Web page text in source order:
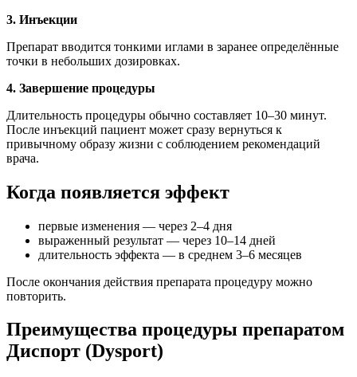
3. Инъекции
Препарат вводится тонкими иглами в заранее определённые
точки в небольших дозировках.
4. Завершение процедуры
Длительность процедуры обычно составляет 10–30 минут.
После инъекций пациент может сразу вернуться к
привычному образу жизни с соблюдением рекомендаций
врача.
Когда появляется эффект
первые изменения — через 2–4 дня
выраженный результат — через 10–14 дней
длительность эффекта — в среднем 3–6 месяцев
После окончания действия препарата процедуру можно
повторить.
Преимущества процедуры препаратом
Диспорт (Dysport)